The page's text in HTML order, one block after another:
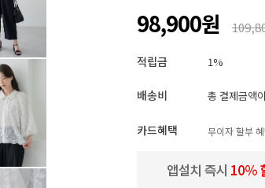
98,900원
적립금 1%
배송비 총 결제금액
카드혜택 무이자 할부